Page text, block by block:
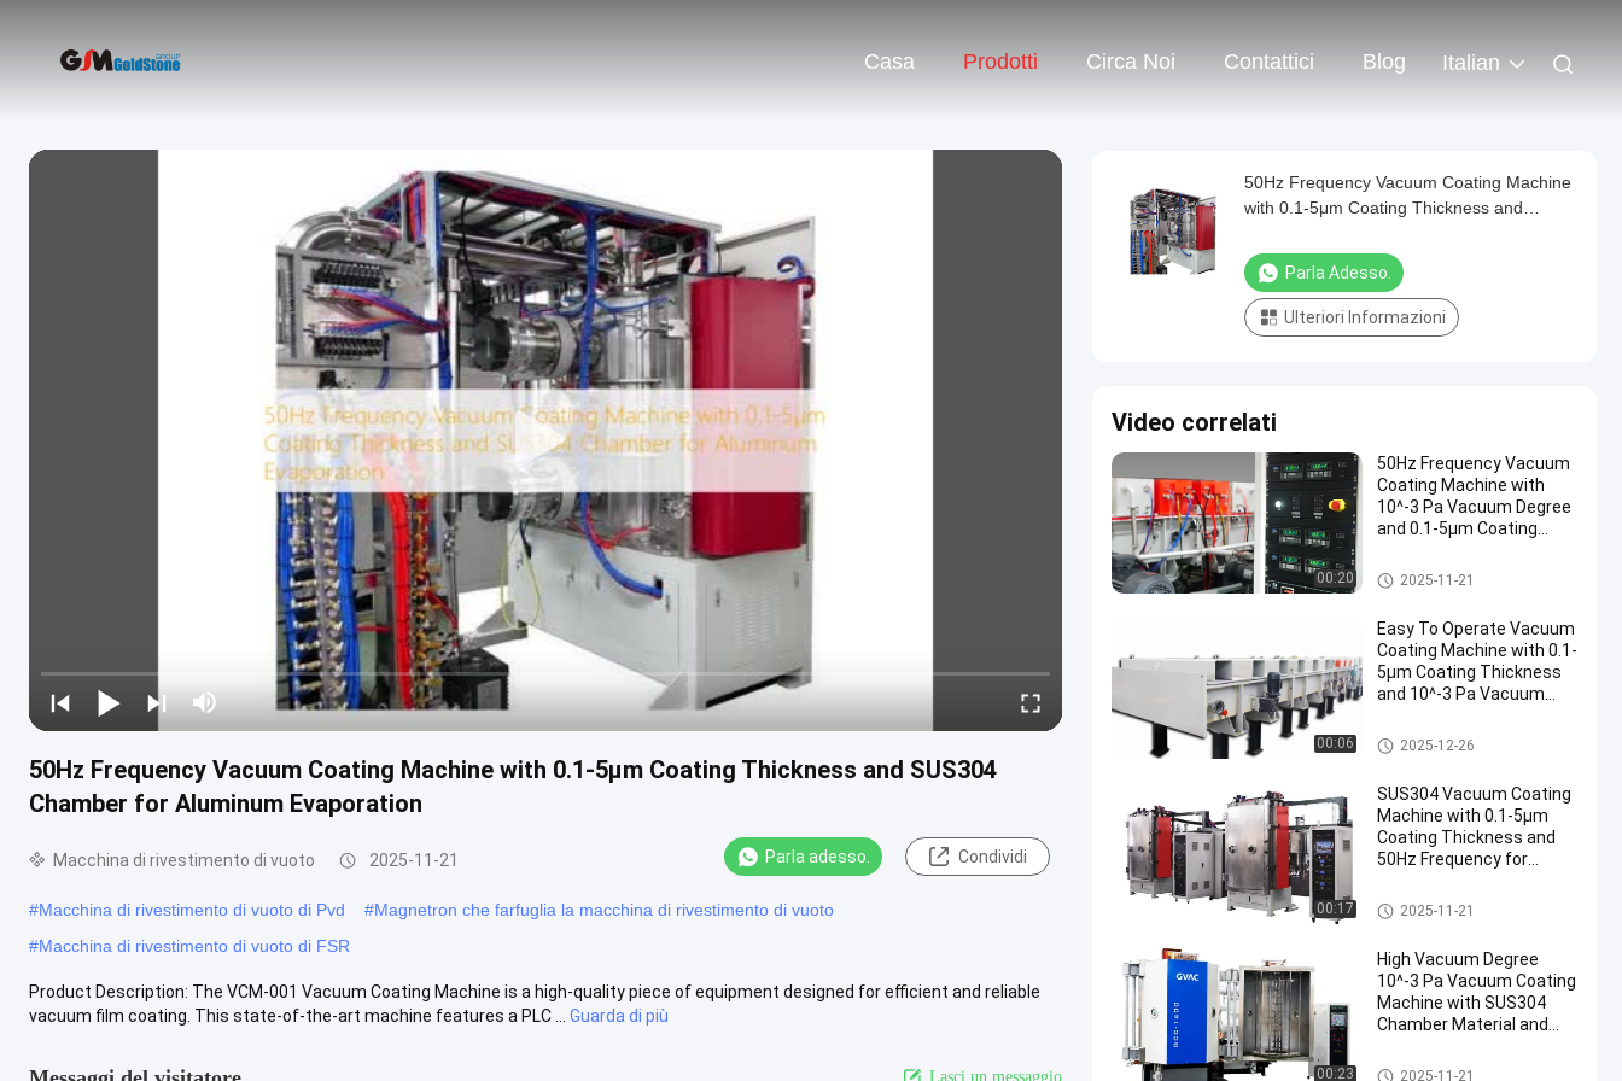
Casa Prodotti Circa Noi Contattici Blog Italian
50Hz Frequency Vacuum Coating Machine with 0.1-5μm Coating Thickness and SUS304
Chamber for Aluminum Evaporation
Macchina di rivestimento di vuoto 2025-11-21 Parla adesso. Condividi
#Macchina di rivestimento di vuoto di Pvd #Magnetron che farfuglia la macchina di rivestimento di vuoto
#Macchina di rivestimento di vuoto di FSR
Product Description: The VCM-001 Vacuum Coating Machine is a high-quality piece of equipment designed for efficient and reliable
vacuum film coating. This state-of-the-art machine features a PLC ...
Guarda di più
Lasci un messaggio
50Hz Frequency Vacuum Coating Machine
with 0.1-5μm Coating Thickness and
Evaporation
Parla Adesso.
Ulteriori Informazioni
Video correlati
00:20
50Hz Frequency Vacuum
Coating Machine with
10^-3 Pa Vacuum Degree
and 0.1-5μm Coating
Macchina di rivestimento di vu
oto
2025-11-21
00:06
Easy To Operate Vacuum
Coating Machine with 0.1-
5μm Coating Thickness
and 10^-3 Pa Vacuum
Evaporation Coating
Macchina di rivestimento di vu
oto
2025-12-26
00:17
SUS304 Vacuum Coating
Machine with 0.1-5μm
Coating Thickness and
50Hz Frequency for
Macchina di rivestimento di vu
oto
2025-11-21
00:23
High Vacuum Degree
10^-3 Pa Vacuum Coating
Machine with SUS304
Chamber Material and
Thickness
Macchina di rivestimento di vu
2025-11-21